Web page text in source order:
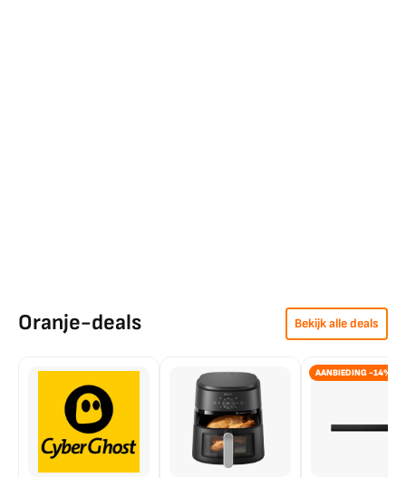
Oranje-deals Bekijk alle deals
AANBIEDING -14%